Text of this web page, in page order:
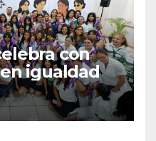
con
igualdad